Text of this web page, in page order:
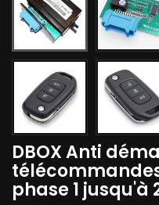
DBOX Anti
phase 1 jusqu'à